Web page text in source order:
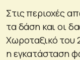
Στις περιοχές
τα δάση και οι
Χωροταξικό του
η εγκατάσταση